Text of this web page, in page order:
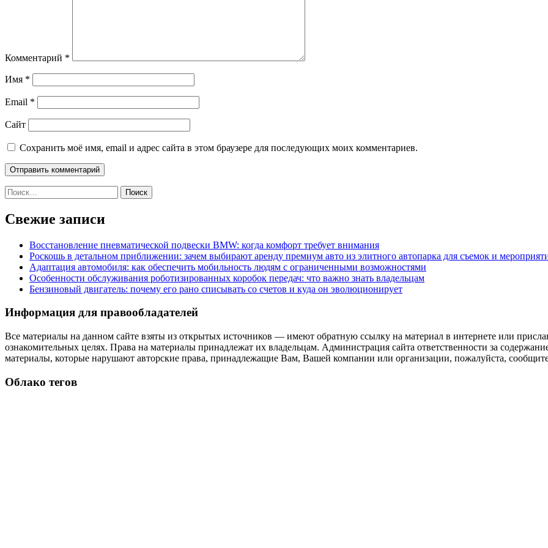
Комментарий *
Имя *
Email *
Сайт
Сохранить моё имя, email и адрес сайта в этом браузере для последующих моих комментариев.
Найти:
Свежие записи
Восстановление пневматической подвески BMW: когда комфорт требует внимания
Роскошь в детальном приближении: зачем выбирают аренду премиум авто из элитного автопарка для съемок и
Адаптация автомобиля: как обеспечить мобильность людям с ограниченными возможностями
Особенности обслуживания роботизированных коробок передач: что важно знать владельцам
Бензиновый двигатель: почему его рано списывать со счетов и куда он эволюционирует
Информация для правообладателей
Все материалы на данном сайте взяты из открытых источников — имеют обратную ссылку на материал в интернете или
ознакомительных целях. Права на материалы принадлежат их владельцам. Администрация сайта ответственности за
материалы, которые нарушают авторские права, принадлежащие Вам, Вашей компании или организации, пожалуйста,
Облако тегов